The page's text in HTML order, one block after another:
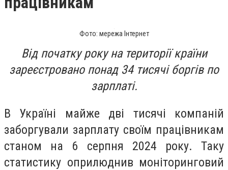
Фото: мережа Інтернет
Від початку року на території країни
зареєстровано понад 34 тисячі боргів по
зарплаті.
В Україні майже дві тисячі компаній
заборгували зарплату своїм працівникам
станом на 6 серпня 2024 року. Таку
статистику оприлюднив моніторинговий